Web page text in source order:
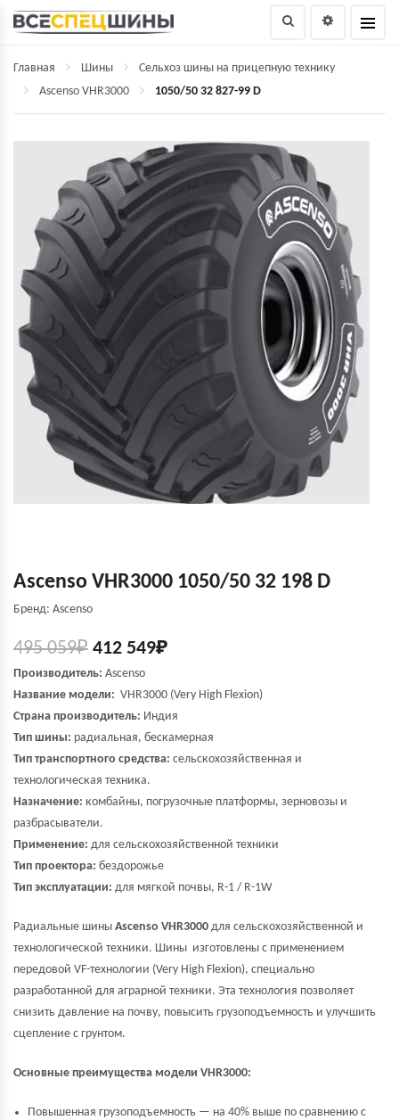
Главная Шины
Сельхоз шины на прицепную технику
Ascenso VHR3000
1050/50 32 827-99 D
Ascenso VHR3000 1050/50 32 198 D
Бренд: Ascenso
495 059₽ 412 549₽
Производитель: Ascenso
Название модели: VHR3000 (Very High Flexion)
Страна производитель: Индия
Тип шины: радиальная, бескамерная
Тип транспортного средства: сельскохозяйственная и
технологическая техника.
Назначение: комбайны, погрузочные платформы, зерновозы и
разбрасыватели.
Применение: для сельскохозяйственной техники
Тип проектора: бездорожье
Тип эксплуатации: для мягкой почвы, R-1 / R-1W
Радиальные шины Ascenso VHR3000 для сельскохозяйственной и
технологической техники. Шины изготовлены с применением
передовой VF-технологии (Very High Flexion), специально
разработанной для аграрной техники. Эта технология позволяет
снизить давление на почву, повысить грузоподъемность и улучшить
сцепление с грунтом.
Основные преимущества модели VHR3000:
Повышенная грузоподъемность — на 40% выше по сравнению с